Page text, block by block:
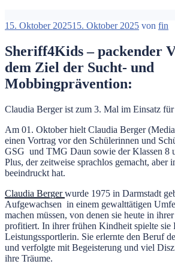
Veröffentlicht
15. Oktober 202515. Oktober 2025 von fin
Sheriff4Kids – packender
dem Ziel der Sucht- und
Mobbingprävention:
Claudia Berger ist zum 3. Mal im Einsatz
Am 01. Oktober hielt Claudia Berger
einen Vortrag vor den Schülerinnen und
GSG und TMG Daun sowie der Klassen 8
Plus, der zeitweise sprachlos gemacht, aber
beeindruckt hat.
Claudia Bergerwurde 1975 in Darmstadt
Aufgewachsen in einem gewalttätigen
machen müssen, von denen sie heute in
profitiert. In ihrer frühen Kindheit spielte sie
Leistungssportlerin. Sie erlernte den Beruf
und verfolgte mit Begeisterung und viel
ihre Träume.